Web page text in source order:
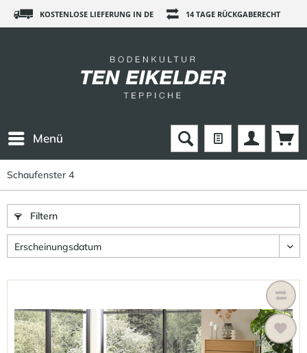
KOSTENLOSE LIEFERUNG IN DE 14 TAGE RÜCKGABERECHT
Menü
Schaufenster 4
Filtern